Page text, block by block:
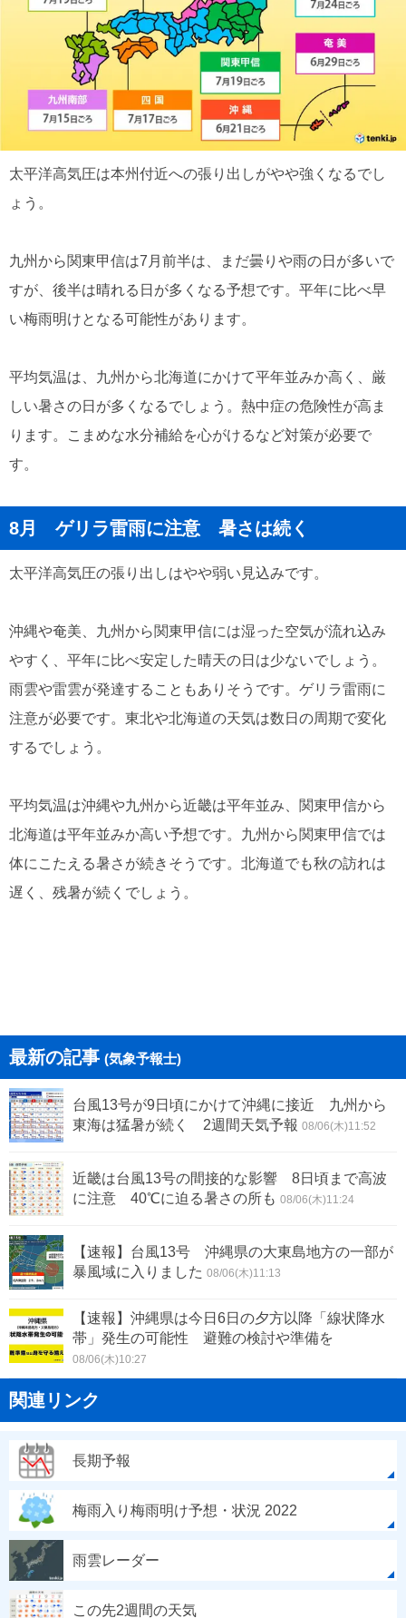
太平洋高気圧は本州付近への張り出しがやや強くなるでし
ょう。
九州から関東甲信は7月前半は、まだ曇りや雨の日が多いで
すが、後半は晴れる日が多くなる予想です。平年に比べ早
い梅雨明けとなる可能性があります。
平均気温は、九州から北海道にかけて平年並みか高く、厳
しい暑さの日が多くなるでしょう。熱中症の危険性が高ま
ります。こまめな水分補給を心がけるなど対策が必要で
す。
8月 ゲリラ雷雨に注意 暑さは続く
太平洋高気圧の張り出しはやや弱い見込みです。
沖縄や奄美、九州から関東甲信には湿った空気が流れ込み
やすく、平年に比べ安定した晴天の日は少ないでしょう。
雨雲や雷雲が発達することもありそうです。ゲリラ雷雨に
注意が必要です。東北や北海道の天気は数日の周期で変化
するでしょう。
平均気温は沖縄や九州から近畿は平年並み、関東甲信から
北海道は平年並みか高い予想です。九州から関東甲信では
体にこたえる暑さが続きそうです。北海道でも秋の訪れは
遅く、残暑が続くでしょう。
最新の記事 (気象予報士)
台風13号が9日頃にかけて沖縄に接近 九州から
東海は猛暑が続く 2週間天気予報 08/06(木)11:52
近畿は台風13号の間接的な影響 8日頃まで高波
に注意 40℃に迫る暑さの所も 08/06(木)11:24
【速報】台風13号 沖縄県の大東島地方の一部が
暴風域に入りました 08/06(木)11:13
【速報】沖縄県は今日6日の夕方以降「線状降水
帯」発生の可能性 避難の検討や準備を
08/06(木)10:27
関連リンク
長期予報
梅雨入り梅雨明け予想・状況 2022
雨雲レーダー
この先2週間の天気